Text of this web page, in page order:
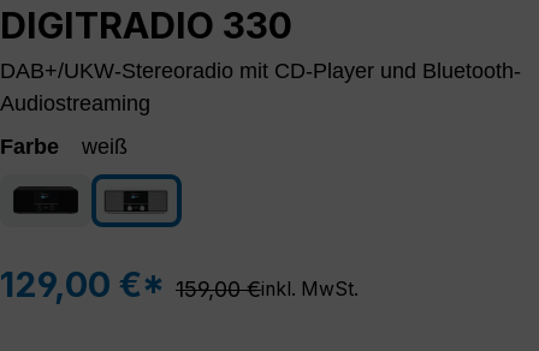
DIGITRADIO 330
DAB+/UKW-Stereoradio mit CD-Player und Bluetooth-
Audiostreaming
Farbe
weiß
schwarz weiß
129,00 €* Regulärer Preis:
159,00 €inkl. MwSt.